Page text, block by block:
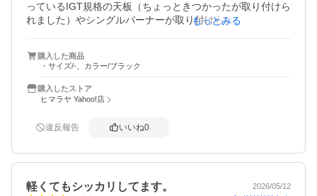
っているIGT規格の天板（ちょっときつかったが取り付けら
れました）やシングルバーナーが取り付けられ、良かっ
もっとみる
購入した商品
・サイズ/-、カラー/ブラック
購入したストア
ヒマラヤ Yahoo!店
違反報告 いいね0
軽くてもシッカリしてます。 2026/05/12